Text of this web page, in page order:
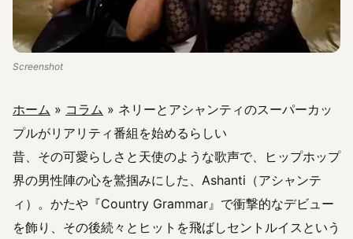
Screenshot
ホーム » コラム » ネリーとアシャンティのスーパーカッ
プルがリアリティ番組を始めるらしい
昔、その可愛らしさと天使のような歌声で、ヒップホップ
界の男性陣の心を鷲掴みにした、Ashanti（アシャンテ
ィ）。かたや『Country Grammar』で衝撃的なデビュー
を飾り、その後続々とヒットを飛ばしセントルイスという